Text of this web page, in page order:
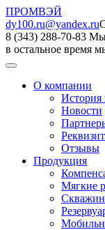
ПРОМВЭЙ
dy100.ru@yandex.ru
8 (343) 288-70-83 Мы
в остальное время
О компании
История
Новости
Отзывы
Продукция
Мягкие